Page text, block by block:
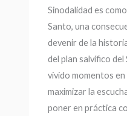
Sinodalidad es
Santo, una
devenir de la
del plan salvífico del
vivido momentos
maximizar la
poner en práctica